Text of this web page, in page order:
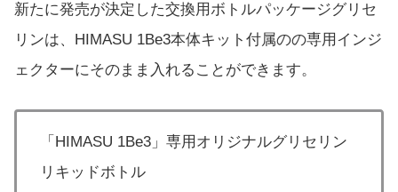
新たに発売が決定した交換用ボトルパッケージグリセ
リンは、HIMASU 1Be3本体キット付属のの専用インジ
ェクターにそのまま入れることができます。
「HIMASU 1Be3」専用オリジナルグリセリン
リキッドボトル